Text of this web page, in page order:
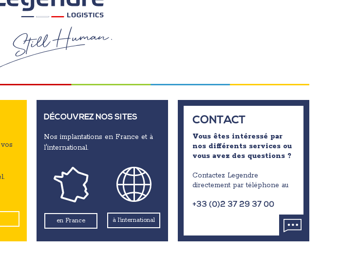
DÉCOUVREZ NOS SITES
Nos implantations en France et à
l'international.
en France à l'international
CONTACT
Vous êtes intéressé par
nos différents services ou
vous avez des questions ?
Contactez Legendre
directement par téléphone au
+33 (0)2 37 29 37 00